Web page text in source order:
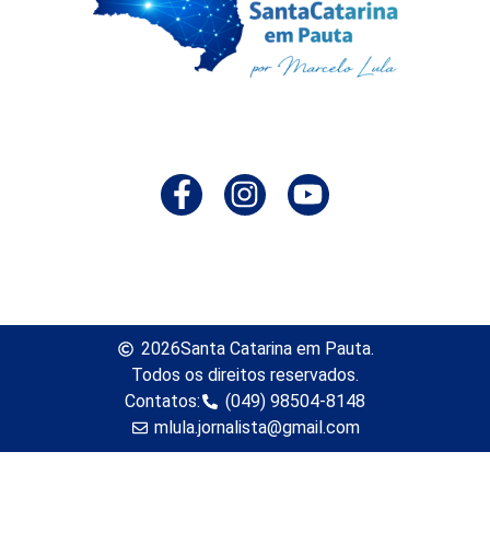
2026Santa Catarina em Pauta.
Todos os direitos reservados.
Contatos:
(049) 98504-8148
mlula.jornalista@gmail.com